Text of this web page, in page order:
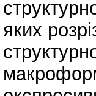
яких